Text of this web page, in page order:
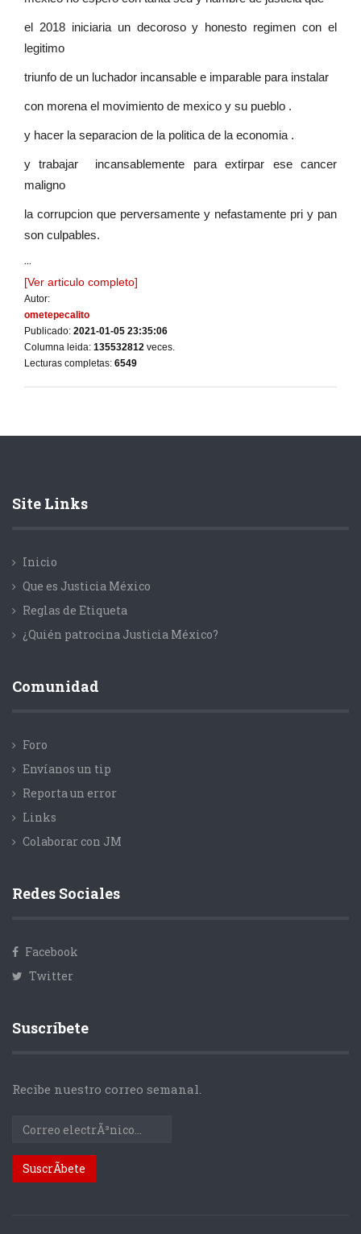
el 2018 iniciaria un decoroso y honesto regimen con el
legitimo
triunfo de un luchador incansable e imparable para instalar
con morena el movimiento de mexico y su pueblo .
y hacer la separacion de la politica de la economia .
y trabajar incansablemente para extirpar ese cancer
maligno
la corrupcion que perversamente y nefastamente pri y pan
son culpables.
...
[Ver articulo completo]
Autor:
ometepecalito
Publicado: 2021-01-05 23:35:06
Columna leida: 135532812 veces.
Lecturas completas: 6549
Site Links
Inicio
Que es Justicia México
Reglas de Etiqueta
¿Quién patrocina Justicia México?
Comunidad
Foro
Envíanos un tip
Reporta un error
Links
Colaborar con JM
Redes Sociales
Facebook
Twitter
Suscríbete
Recibe nuestro correo semanal.